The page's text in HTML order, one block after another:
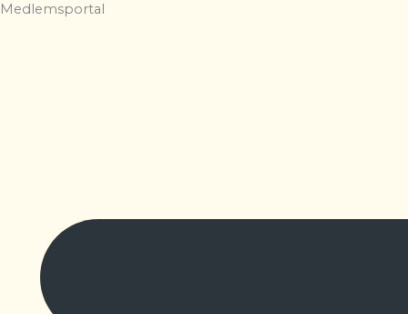
Medlemsportal